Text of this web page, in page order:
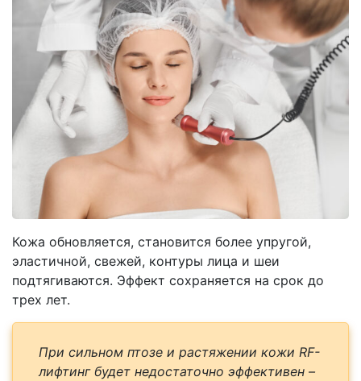
Кожа обновляется, становится более упругой,
эластичной, свежей, контуры лица и шеи
подтягиваются. Эффект сохраняется на срок до
трех лет.
При сильном птозе и растяжении кожи RF-
лифтинг будет недостаточно эффективен –